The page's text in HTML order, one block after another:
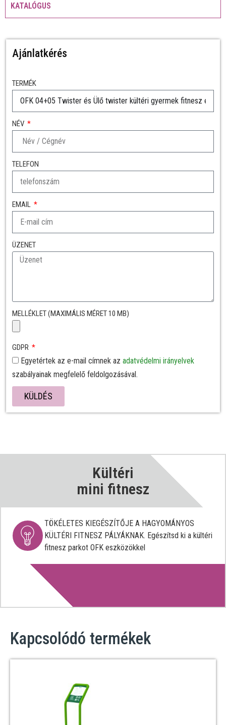
KATALÓGUS
Ajánlatkérés
TERMÉK
NÉV
TELEFON
EMAIL
ÜZENET
MELLÉKLET (MAXIMÁLIS MÉRET 10 MB)
GDPR
Egyetértek az e-mail címnek az adatvédelmi irányelvek
szabályainak megfelelő feldolgozásával.
KÜLDÉS
Kültéri
mini fitnesz
TÖKÉLETES KIEGÉSZÍTŐJE A HAGYOMÁNYOS
KÜLTÉRI FITNESZ PÁLYÁKNAK. Egészítsd ki a kültéri
fitnesz parkot OFK eszközökkel
Kapcsolódó termékek